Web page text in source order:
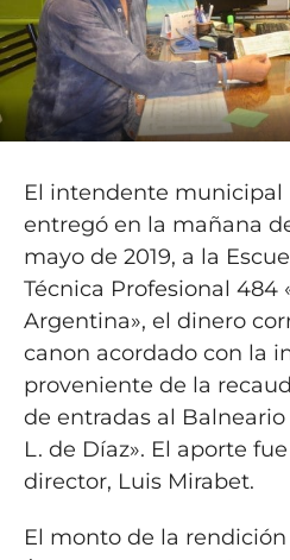
El intendente municipal
entregó en la mañana
mayo de 2019, a la
Técnica Profesional 484
Argentina», el dinero
canon acordado con la
proveniente de la
de entradas al
L. de Díaz». El aporte
director, Luis Mirabet.
El monto de la